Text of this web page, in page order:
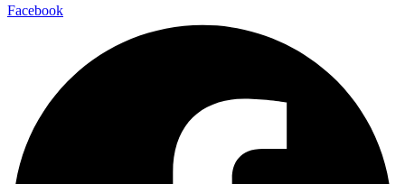
Facebook